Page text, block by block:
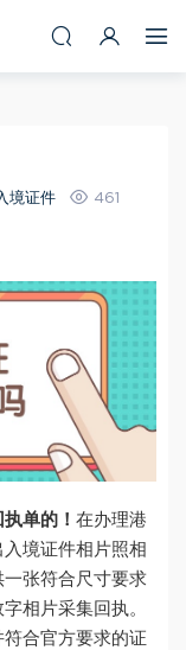
境证件 461
单的！ 在办理港
境证件相片照相
张符合尺寸要求
相片采集回执。
合官方要求的证